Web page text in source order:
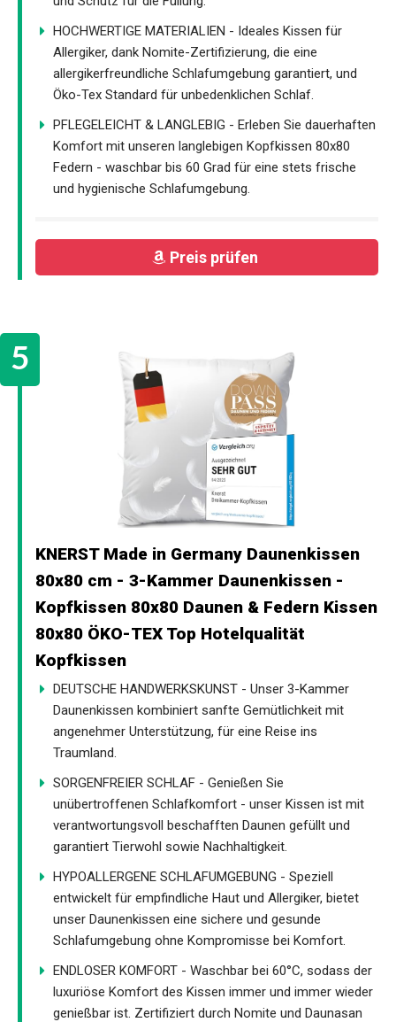
HOCHWERTIGE MATERIALIEN - Ideales Kissen für
Allergiker, dank Nomite-Zertifizierung, die eine
allergikerfreundliche Schlafumgebung garantiert, und
Öko-Tex Standard für unbedenklichen Schlaf.
PFLEGELEICHT & LANGLEBIG - Erleben Sie dauerhaften
Komfort mit unseren langlebigen Kopfkissen 80x80
Federn - waschbar bis 60 Grad für eine stets frische
und hygienische Schlafumgebung.
Preis prüfen
KNERST Made in Germany Daunenkissen
80x80 cm - 3-Kammer Daunenkissen -
Kopfkissen 80x80 Daunen & Federn Kissen
80x80 ÖKO-TEX Top Hotelqualität
Kopfkissen
DEUTSCHE HANDWERKSKUNST - Unser 3-Kammer
Daunenkissen kombiniert sanfte Gemütlichkeit mit
angenehmer Unterstützung, für eine Reise ins
Traumland.
SORGENFREIER SCHLAF - Genießen Sie
unübertroffenen Schlafkomfort - unser Kissen ist mit
verantwortungsvoll beschafften Daunen gefüllt und
garantiert Tierwohl sowie Nachhaltigkeit.
HYPOALLERGENE SCHLAFUMGEBUNG - Speziell
entwickelt für empfindliche Haut und Allergiker, bietet
unser Daunenkissen eine sichere und gesunde
Schlafumgebung ohne Kompromisse bei Komfort.
ENDLOSER KOMFORT - Waschbar bei 60°C, sodass der
luxuriöse Komfort des Kissen immer und immer wieder
genießbar ist. Zertifiziert durch Nomite und Daunasan